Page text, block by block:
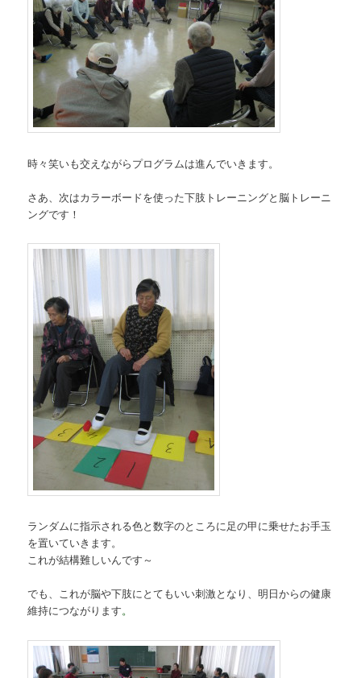
時々笑いも交えながらプログラムは進んでいきます。
さあ、次はカラーボードを使った下肢トレーニングと脳トレーニ
ングです！
ランダムに指示される色と数字のところに足の甲に乗せたお手玉
を置いていきます。
これが結構難しいんです～
でも、これが脳や下肢にとてもいい刺激となり、明日からの健康
維持につながります。